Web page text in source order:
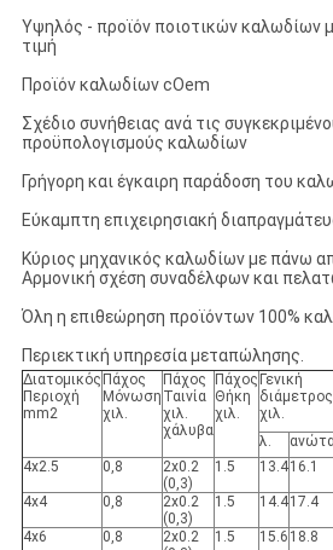
Υψηλός - προϊόν ποιοτικών καλωδίων
τιμή
Προϊόν καλωδίων cOem
Σχέδιο συνήθειας ανά τις
προϋπολογισμούς καλωδίων
Γρήγορη και έγκαιρη παράδοση του
Εύκαμπτη επιχειρησιακή
Κύριος μηχανικός καλωδίων με πάνω
Αρμονική σχέση συναδέλφων και
Όλη η επιθεώρηση προϊόντων 100%
Περιεκτική υπηρεσία μεταπώλησης.
Διατομικός
Περιοχή
mm2
Πάχος
Μόνωση
χιλ.
Πάχος
Ταινία
χιλ.
χάλυβα
Πάχος
Θήκη
χιλ.
Γενική
διάμετρος
χιλ.
λ.
4x2.5
0,8
2x0.2
(0,3)
1.5 13.416.1
4x4 0,8
2x0.2
(0,3)
1.5 14.417.4
4x6 0,8
2x0.2
1.5 15.6 18.8